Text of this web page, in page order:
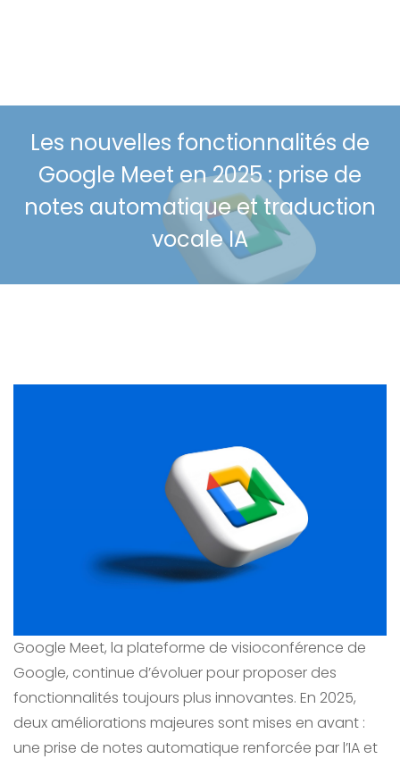
Les nouvelles fonctionnalités de
Google Meet en 2025 : prise de
notes automatique et traduction
vocale IA
Google Meet, la plateforme de visioconférence de
Google, continue d’évoluer pour proposer des
fonctionnalités toujours plus innovantes. En 2025,
deux améliorations majeures sont mises en avant :
une prise de notes automatique renforcée par l’IA et